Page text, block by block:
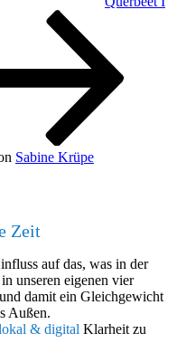
Sabine Krüpe
Zeit
auf das, was in der
unseren eigenen vier
damit ein Gleichgewicht
Außen.
& digital Klarheit zu